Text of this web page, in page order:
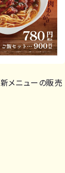
メニューの販売